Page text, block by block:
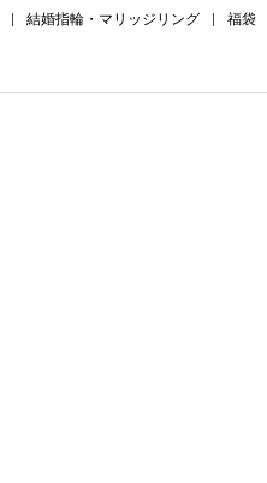
結婚指輪・マリッジリング 福袋